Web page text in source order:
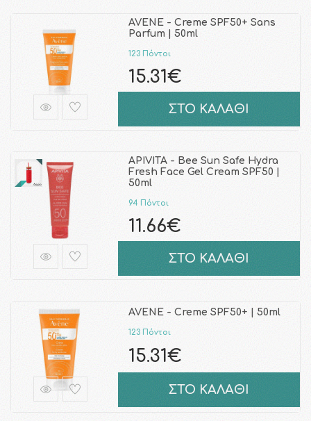
AVENE - Creme SPF50+ Sans
Parfum | 50ml
123 Πόντοι
15.31€
ΣΤΟ ΚΑΛΑΘΙ
APIVITA - Bee Sun Safe Hydra
Fresh Face Gel Cream SPF50 |
50ml
94 Πόντοι
11.66€
ΣΤΟ ΚΑΛΑΘΙ
AVENE - Creme SPF50+ | 50ml
123 Πόντοι
15.31€
ΣΤΟ ΚΑΛΑΘΙ